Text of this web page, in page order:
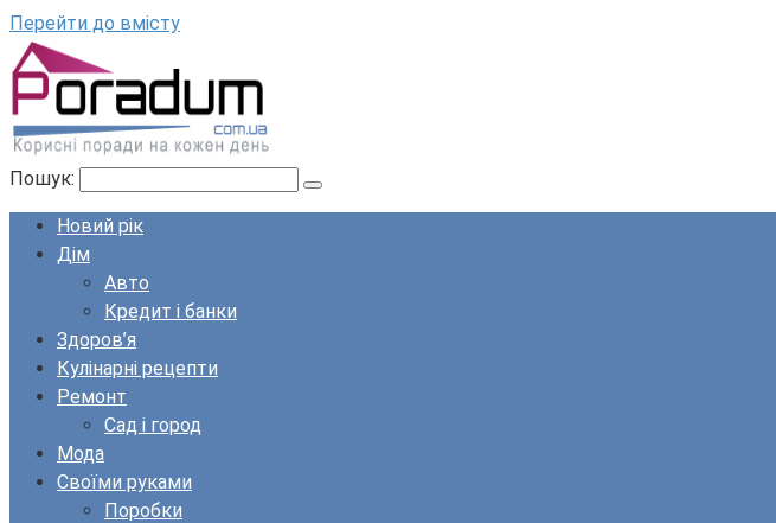
Перейти до вмісту
Пошук:
Новий рік
Дім
Авто
Кредит і банки
Здоров’я
Кулінарні рецепти
Ремонт
Сад і город
Мода
Своїми руками
Поробки